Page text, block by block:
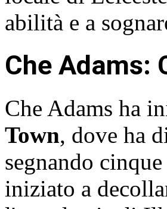
abilità e a
Che Adams:
Che Adams ha
Town, dove ha
segnando
iniziato a